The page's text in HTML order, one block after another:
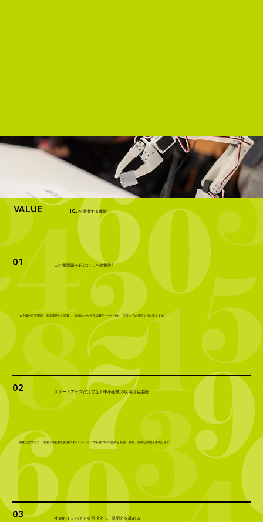
ICJが提供する価値
01 大企業課題を起点にした協業設計
大企業の経営課題・現場課題から逆算し、解消につながる協業テーマを共創。 実証までの道筋を共に描きます。
02 スタートアップだけでなく中小企業の現場力も接続
技術だけでなく、現場で培われた知見やオペレーション力を持つ中小企業を 発掘・接続。多様な共創を実現します。
03 社会的インパクトを可視化し、説明力を高める
VALUE